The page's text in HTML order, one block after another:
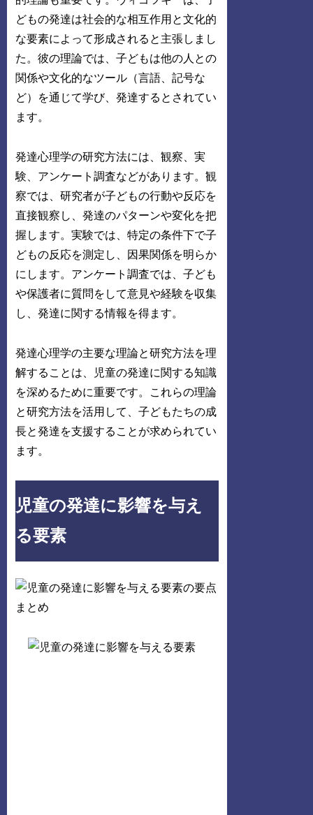
どもの発達は社会的な相互作用と文化的
な要素によって形成されると主張しまし
た。彼の理論では、子どもは他の人との
関係や文化的なツール（言語、記号な
ど）を通じて学び、発達するとされてい
ます。
発達心理学の研究方法には、観察、実
験、アンケート調査などがあります。観
察では、研究者が子どもの行動や反応を
直接観察し、発達のパターンや変化を把
握します。実験では、特定の条件下で子
どもの反応を測定し、因果関係を明らか
にします。アンケート調査では、子ども
や保護者に質問をして意見や経験を収集
し、発達に関する情報を得ます。
発達心理学の主要な理論と研究方法を理
解することは、児童の発達に関する知識
を深めるために重要です。これらの理論
と研究方法を活用して、子どもたちの成
長と発達を支援することが求められてい
ます。
児童の発達に影響を与え
る要素